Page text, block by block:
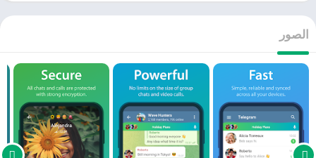
الصور